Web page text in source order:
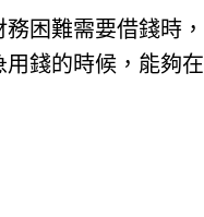
困難需要借錢時，
錢的時候，能夠在